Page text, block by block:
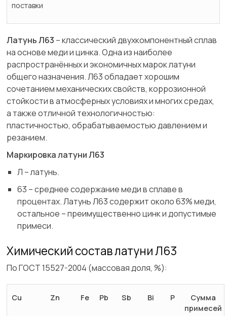
поставки
Латунь Л63 – классический двухкомпонентный сплав
на основе меди и цинка. Одна из наиболее
распространённых и экономичных марок латуни
общего назначения. Л63 обладает хорошим
сочетанием механических свойств, коррозионной
стойкости в атмосферных условиях и многих средах,
а также отличной технологичностью:
пластичностью, обрабатываемостью давлением и
резанием.
Маркировка латуни Л63
Л – латунь.
63 – среднее содержание меди в сплаве в
процентах. Латунь Л63 содержит около 63% меди,
остальное – преимущественно цинк и допустимые
примеси.
Химический состав латуни Л63
По ГОСТ 15527-2004 (массовая доля, %):
Cu Zn Fe Pb Sb Bi P
Сумма
примесей